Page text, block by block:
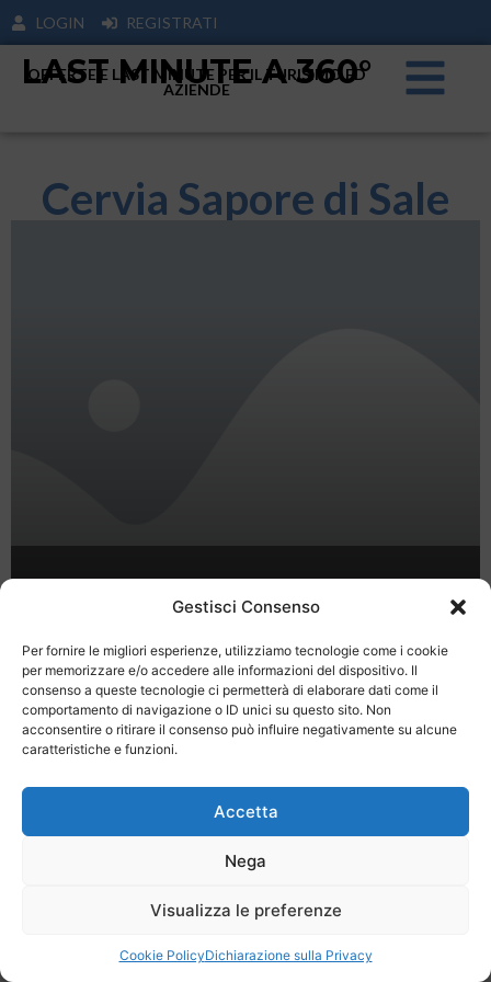
Gestisci Consenso
Per fornire le migliori esperienze, utilizziamo tecnologie come i cookie
per memorizzare e/o accedere alle informazioni del dispositivo. Il
consenso a queste tecnologie ci permetterà di elaborare dati come il
comportamento di navigazione o ID unici su questo sito. Non
acconsentire o ritirare il consenso può influire negativamente su alcune
caratteristiche e funzioni.
Accetta
Nega
Visualizza le preferenze
Cookie PolicyDichiarazione sulla Privacy
LOGIN REGISTRATI
LAST MINUTE A 360°
OFFERTE E LAST MINUTE PER IL TURISIMO ED
AZIENDE
Cervia Sapore di Sale
Last Minute
Registrati Contatti
SPECIALE LAST MINUTE - SH WEB